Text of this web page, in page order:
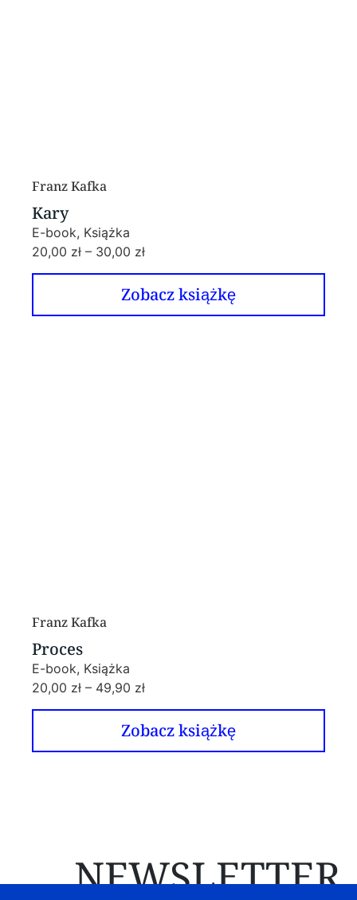
Franz Kafka
Kary
E-book, Książka
20,00 zł – 30,00 zł
Zobacz książkę
Franz Kafka
Proces
E-book, Książka
20,00 zł – 49,90 zł
Zobacz książkę
NEWSLETTER